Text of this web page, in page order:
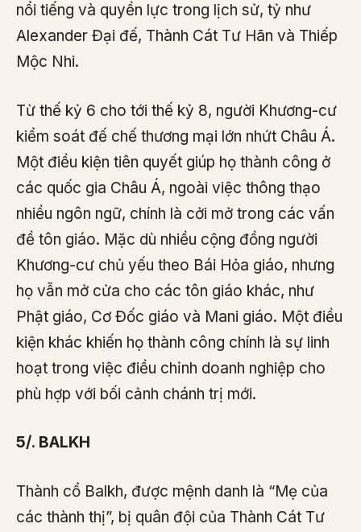
nổi tiếng và quyền lực trong lịch sử, tỷ như
Alexander Đại đế, Thành Cát Tư Hãn và Thiếp
Mộc Nhi.
Từ thế kỷ 6 cho tới thế kỷ 8, người Khương-cư
kiểm soát đế chế thương mại lớn nhứt Châu Á.
Một điều kiện tiên quyết giúp họ thành công ở
các quốc gia Châu Á, ngoài việc thông thạo
nhiều ngôn ngữ, chính là cởi mở trong các vấn
đề tôn giáo. Mặc dù nhiều cộng đồng người
Khương-cư chủ yếu theo Bái Hỏa giáo, nhưng
họ vẫn mở cửa cho các tôn giáo khác, như
Phật giáo, Cơ Đốc giáo và Mani giáo. Một điều
kiện khác khiến họ thành công chính là sự linh
hoạt trong việc điều chỉnh doanh nghiệp cho
phù hợp với bối cảnh chánh trị mới.
5/. BALKH
Thành cổ Balkh, được mệnh danh là “Mẹ của
các thành thị”, bị quân đội của Thành Cát Tư